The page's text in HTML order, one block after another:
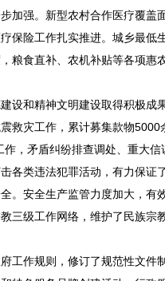
加强。新型农村合作医疗覆
保险工作扎实推进。城乡最
粮食直补、农机补贴等各项惠
和精神文明建设取得积极成
救灾工作，累计募集款物
，矛盾纠纷排查调处、重大
各类违法犯罪活动，有力保
。安全生产监管力度加大，
三级工作网络，维护了民族宗
作规则，修订了规范性文件